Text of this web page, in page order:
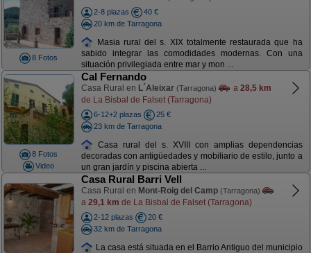
8 Fotos
2-8 plazas
40 €
20 km de Tarragona
Masia rural del s. XIX totalmente restaurada que ha
sabido integrar las comodidades modernas. Con una
situación privilegiada entre mar y mon ...
8 Fotos
Video
Cal Fernando
Casa Rural en L´Aleixar (Tarragona) a 28,5 km
de La Bisbal de Falset (Tarragona)
6-12+2 plazas
25 €
23 km de Tarragona
Casa rural del s. XVIII con amplias dependencias
decoradas con antigüedades y mobiliario de estilo, junto a
un gran jardín y piscina abierta ...
Casa Rural Barri Vell
Casa Rural en Mont-Roig del Camp (Tarragona)
a 29,1 km de La Bisbal de Falset (Tarragona)
2-12 plazas
20 €
32 km de Tarragona
La casa está situada en el Barrio Antiguo del municipio